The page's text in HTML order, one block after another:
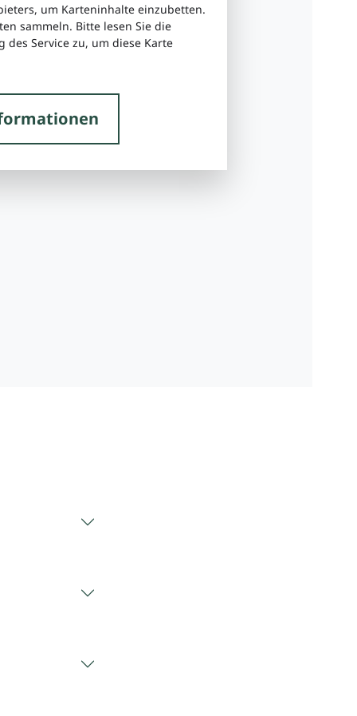
um Karteninhalte einzubetten.
sammeln. Bitte lesen Sie die
Service zu, um diese Karte